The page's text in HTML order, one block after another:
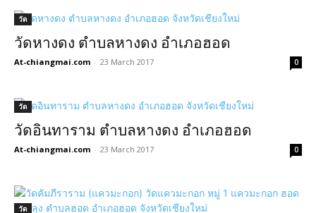
วัด
วัดหางดง ตำบลหางดง อำเภอฮอด
At-chiangmai.com - 23 March 2017 0
วัด
วัดอินทาราม ตำบลหางดง อำเภอฮอด
At-chiangmai.com - 23 March 2017 0
วัด